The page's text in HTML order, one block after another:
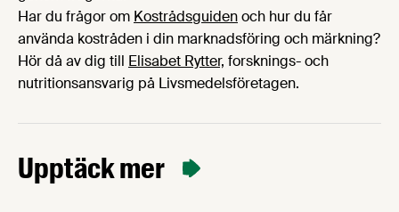
Har du frågor om Kostrådsguidenoch hur du får
använda kostråden i din marknadsföring och märkning?
Hör då av dig till Elisabet Rytter, forsknings- och
nutritionsansvarig på Livsmedelsföretagen.
Upptäck mer